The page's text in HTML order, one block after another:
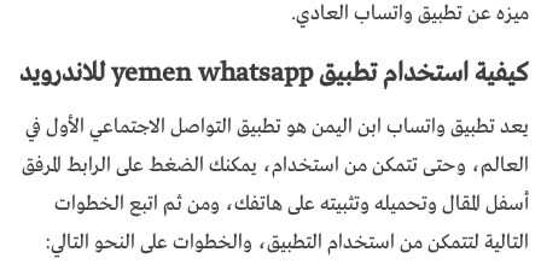
ميزه عن تطبيق واتساب العادي.
كيفية استخدام تطبيق yemen whatsapp للاندرويد
يعد تطبيق واتساب ابن اليمن هو تطبيق التواصل الاجتماعي الأول في
العالم، وحتى تتمكن من استخدام، يمكنك الضغط على الرابط المرفق
أسفل المقال وتحميله وتثبيته على هاتفك، ومن ثم اتبع الخطوات
التالية لتتمكن من استخدام التطبيق، والخطوات على النحو التالي: